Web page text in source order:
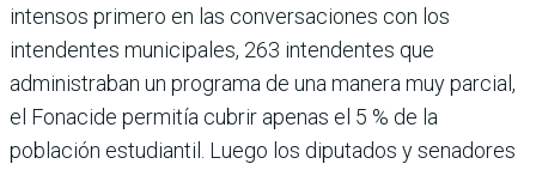
intensos primero en las conversaciones con los
intendentes municipales, 263 intendentes que
administraban un programa de una manera muy parcial,
el Fonacide permitía cubrir apenas el 5 % de la
población estudiantil. Luego los diputados y senadores